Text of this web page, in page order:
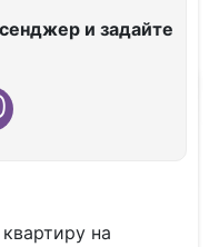
и задайте
на